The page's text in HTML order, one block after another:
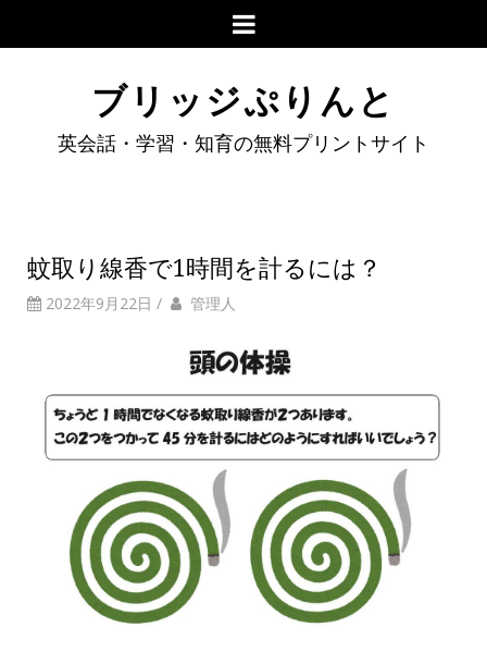
ブリッジぷりんと
英会話・学習・知育の無料プリントサイト
蚊取り線香で1時間を計るには？
2022年9月22日 / 管理人